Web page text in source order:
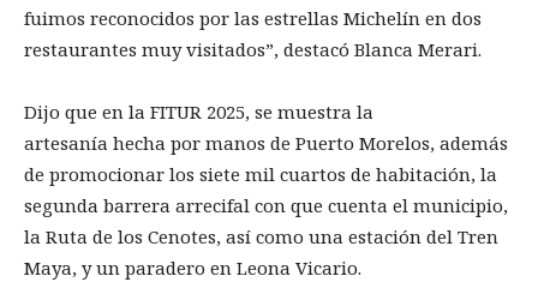
fuimos reconocidos por las estrellas Michelín en dos
restaurantes muy visitados”, destacó Blanca Merari.
Dijo que en la FITUR 2025, se muestra la
artesanía hecha por manos de Puerto Morelos, además
de promocionar los siete mil cuartos de habitación, la
segunda barrera arrecifal con que cuenta el municipio,
la Ruta de los Cenotes, así como una estación del Tren
Maya, y un paradero en Leona Vicario.